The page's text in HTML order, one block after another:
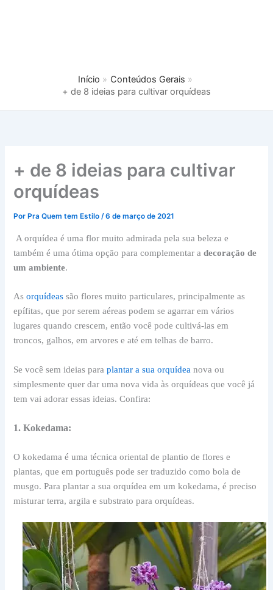
Início
Conteúdos Gerais
+ de 8 ideias para cultivar orquídeas
+ de 8 ideias para cultivar
orquídeas
Por Pra Quem tem Estilo/6 de março de 2021
A orquídea é uma flor muito admirada pela sua beleza e
também é uma ótima opção para complementar adecoração de
um ambiente.
Asorquídeassão flores muito particulares, principalmente as
epífitas, que por serem aéreas podem se agarrar em vários
lugares quando crescem, então você pode cultivá-las em
troncos, galhos, em arvores e até em telhas de barro.
Se você sem ideias paraplantar a sua orquídeanova ou
simplesmente quer dar uma nova vida às orquídeas que você já
tem vai adorar essas ideias. Confira:
1. Kokedama:
O kokedama é uma técnica oriental de plantio de flores e
plantas, que em português pode ser traduzido como bola de
musgo. Para plantar a sua orquídea em um kokedama, é preciso
misturar terra, argila e substrato para orquídeas.